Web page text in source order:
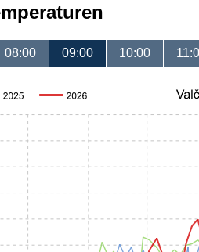
08:00 09:00 10:00